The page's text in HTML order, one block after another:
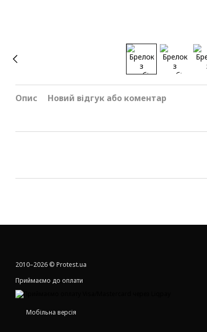
Опис Новий відгук або коментар
2010–2026 © Protest.ua
Приймаємо до оплати
Мобільна версія